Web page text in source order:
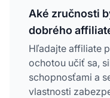
Aké zručnosti
dobrého
Hľadajte affiliate
ochotou učiť sa,
schopnosťami a
vlastnosti